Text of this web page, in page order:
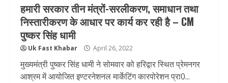
हमारी सरकार तीन मंत्रों-सरलीकरण, समाधान तथा
निस्तारीकरण के आधार पर कार्य कर रही है – CM
पुष्कर सिंह धामी
Uk Fast Khabar April 26, 2022
मुख्यमंत्री पुष्कर सिंह धामी ने सोमवार को हरिद्वार स्थित प्रेमनगर
आश्रम में आयोजित इण्टरनेशनल मार्केटिंग कारपोरेशन प्रा0...